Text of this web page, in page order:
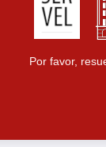
Por favor,